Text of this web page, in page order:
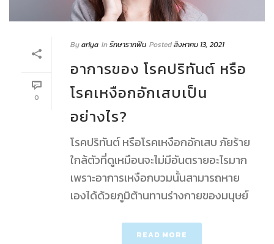
0
Byariya Inรักษารากฟัน Postedสิงหาคม 13, 2021
อาการของ โรคปริทันต์ หรือ
โรคเหงือกอักเสบเป็น
อย่างไร?
โรคปริทันต์ หรือโรคเหงือกอักเสบ ภัยร้าย
ใกล้ตัวที่ดูเหมือนจะไม่มีอันตรายอะไรมาก
เพราะอาการเหงือกบวมนั้นสามารถหาย
เองได้ด้วยภูมิต้านทานร่างกายของมนุษย์
READ MORE